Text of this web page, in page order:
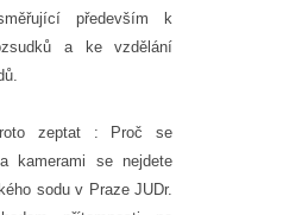
především k
a ke vzdělání
zeptat : Proč se
kamerami se nejdete
sodu v Praze JUDr.